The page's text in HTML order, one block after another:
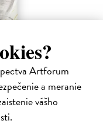
Artforum
a meranie
vášho
Andrejom. Obaja sú